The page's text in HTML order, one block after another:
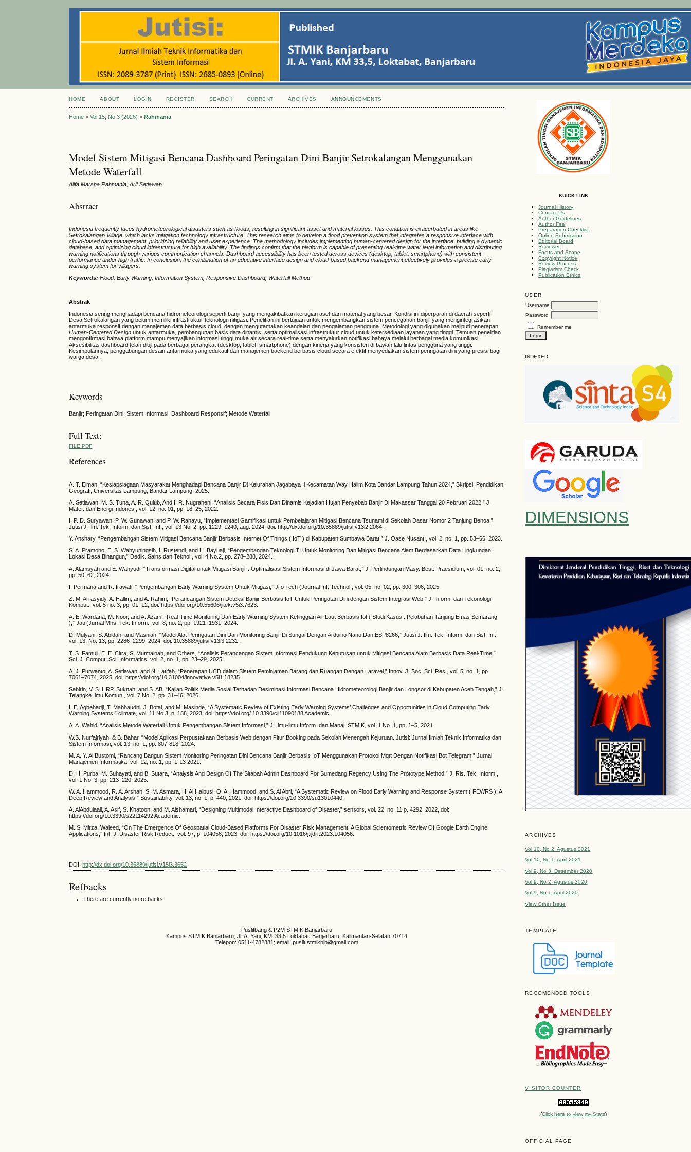
KUICK LINK
Journal History
Contact Us
Author Guidelines
Author Fee
Preparation Checklist
Online Submission
Editorial Board
Reviewer
Focus and Scope
Copyright Notice
Review Process
Plagiarism Check
Publication Ethics
USER
Username
Password
Remember me
INDEXED
DIMENSIONS
ARCHIVES
Vol 10, No 2: Agustus 2021
Vol 10, No 1: April 2021
Vol 9, No 3: Desember 2020
Vol 9, No 2: Agustus 2020
Vol 9, No 1: April 2020
View Other Issue
TEMPLATE
RECOMENDED TOOLS
VISITOR COUNTER
(Click here to view my Stats)
OFFICIAL PAGE
HOME ABOUT LOGIN REGISTER SEARCH CURRENT ARCHIVES ANNOUNCEMENTS
Home >Vol 15, No 3 (2026) >Rahmania
Model Sistem Mitigasi Bencana Dashboard Peringatan Dini Banjir Setrokalangan Menggunakan
Metode Waterfall
Alifa Marsha Rahmania, Arif Setiawan
Abstract
Indonesia frequently faces hydrometeorological disasters such as floods, resulting in significant asset and material losses. This condition is exacerbated in areas like
Setrokalangan Village, which lacks mitigation technology infrastructure. This research aims to develop a flood prevention system that integrates a responsive interface with
cloud-based data management, prioritizing reliability and user experience. The methodology includes implementing human-centered design for the interface, building a dynamic
database, and optimizing cloud infrastructure for high availability. The findings confirm that the platform is capable of presenting real-time water level information and distributing
warning notifications through various communication channels. Dashboard accessibility has been tested across devices (desktop, tablet, smartphone) with consistent
performance under high traffic. In conclusion, the combination of an educative interface design and cloud-based backend management effectively provides a precise early
warning system for villagers.
Keywords:Flood; Early Warning; Information System; Responsive Dashboard; Waterfall Method
Abstrak
Indonesia sering menghadapi bencana hidrometeorologi seperti banjir yang mengakibatkan kerugian aset dan material yang besar. Kondisi ini diperparah di daerah seperti
Desa Setrokalangan yang belum memiliki infrastruktur teknologi mitigasi. Penelitian ini bertujuan untuk mengembangkan sistem pencegahan banjir yang mengintegrasikan
antarmuka responsif dengan manajemen data berbasis cloud, dengan mengutamakan keandalan dan pengalaman pengguna. Metodologi yang digunakan meliputi penerapan
Human-Centered Design untuk antarmuka, pembangunan basis data dinamis, serta optimalisasi infrastruktur cloud untuk ketersediaan layanan yang tinggi. Temuan penelitian
mengonfirmasi bahwa platform mampu menyajikan informasi tinggi muka air secara real-time serta menyalurkan notifikasi bahaya melalui berbagai media komunikasi.
Aksesibilitas dashboard telah diuji pada berbagai perangkat (desktop, tablet, smartphone) dengan kinerja yang konsisten di bawah lalu lintas pengguna yang tinggi.
Kesimpulannya, penggabungan desain antarmuka yang edukatif dan manajemen backend berbasis cloud secara efektif menyediakan sistem peringatan dini yang presisi bagi
warga desa.
Keywords
Banjir; Peringatan Dini; Sistem Informasi; Dashboard Responsif; Metode Waterfall
Full Text:
FILE PDF
References
A. T. Elman, “Kesiapsiagaan Masyarakat Menghadapi Bencana Banjir Di Kelurahan Jagabaya Ii Kecamatan Way Halim Kota Bandar Lampung Tahun 2024,” Skripsi, Pendidikan
Geografi, Universitas Lampung, Bandar Lampung, 2025.
A. Setiawan, M. S. Tuna, A. R. Qulub, And I. R. Nugraheni, “Analisis Secara Fisis Dan Dinamis Kejadian Hujan Penyebab Banjir Di Makassar Tanggal 20 Februari 2022,” J.
Mater. dan Energi Indones., vol. 12, no. 01, pp. 18–25, 2022.
I. P. D. Suryawan, P. W. Gunawan, and P. W. Rahayu, “Implementasi Gamifikasi untuk Pembelajaran Mitigasi Bencana Tsunami di Sekolah Dasar Nomor 2 Tanjung Benoa,”
Jutisi J. Ilm. Tek. Inform. dan Sist. Inf., vol. 13 No. 2, pp. 1229–1240, aug. 2024. doi: http://dx.doi.org/10.35889/jutisi.v13i2.2064.
Y. Anshary, “Pengembangan Sistem Mitigasi Bencana Banjir Berbasis Internet Of Things ( IoT ) di Kabupaten Sumbawa Barat,” J. Oase Nusant., vol. 2, no. 1, pp. 53–66, 2023.
S. A. Pramono, E. S. Wahyuningsih, I. Rustendi, and H. Bayuaji, “Pengembangan Teknologi TI Untuk Monitoring Dan Mitigasi Bencana Alam Berdasarkan Data Lingkungan
Lokasi Desa Binangun,” Dedik. Sains dan Teknol., vol. 4 No.2, pp. 278–288, 2024.
A. Alamsyah and E. Wahyudi, “Transformasi Digital untuk Mitigasi Banjir : Optimalisasi Sistem Informasi di Jawa Barat,” J. Perlindungan Masy. Best. Praesidium, vol. 01, no. 2,
pp. 50–62, 2024.
I. Permana and R. Irawati, “Pengembangan Early Warning System Untuk Mitigasi,” Jifo Tech (Journal Inf. Technol., vol. 05, no. 02, pp. 300–306, 2025.
Z. M. Arrasyidy, A. Hallim, and A. Rahim, “Perancangan Sistem Deteksi Banjir Berbasis IoT Untuk Peringatan Dini dengan Sistem Integrasi Web,” J. Inform. dan Tekonologi
Komput., vol. 5 no. 3, pp. 01–12, doi: https://doi.org/10.55606/jitek.v5i3.7623.
A. E. Wardana, M. Noor, and A. Azam, “Real-Time Monitoring Dan Early Warning System Ketinggian Air Laut Berbasis Iot ( Studi Kasus : Pelabuhan Tanjung Emas Semarang
),” Jati (Jurnal Mhs. Tek. Inform., vol. 8, no. 2, pp. 1921–1931, 2024.
D. Mulyani, S. Abidah, and Masniah, “Model Alat Peringatan Dini Dan Monitoring Banjir Di Sungai Dengan Arduino Nano Dan ESP8266,” Jutisi J. Ilm. Tek. Inform. dan Sist. Inf.,
vol. 13, No. 13, pp. 2286–2299, 2024, doi: 10.35889/jutisi.v13i3.2231.
T. S. Famuji, E. E. Citra, S. Mutmainah, and Others, “Analisis Perancangan Sistem Informasi Pendukung Keputusan untuk Mitigasi Bencana Alam Berbasis Data Real-Time,”
Sci. J. Comput. Sci. Informatics, vol. 2, no. 1, pp. 23–29, 2025.
A. J. Purwanto, A. Setiawan, and N. Latifah, “Penerapan UCD dalam Sistem Peminjaman Barang dan Ruangan Dengan Laravel,” Innov. J. Soc. Sci. Res., vol. 5, no. 1, pp.
7061–7074, 2025, doi: https://doi.org/10.31004/innovative.v5i1.18235.
Sabirin, V. S. HRP, Suknah, and S. AB, “Kajian Politik Media Sosial Terhadap Desiminasi Informasi Bencana Hidrometeorologi Banjir dan Longsor di Kabupaten Aceh Tengah,” J.
Telangke Ilmu Komun., vol. 7 No. 2, pp. 31–46, 2026.
I. E. Agbehadji, T. Mabhaudhi, J. Botai, and M. Masinde, “A Systematic Review of Existing Early Warning Systems’ Challenges and Opportunities in Cloud Computing Early
Warning Systems,” climate, vol. 11 No.3, p. 188, 2023, doi: https://doi.org/ 10.3390/cli11090188 Academic.
A. A. Wahid, “Analisis Metode Waterfall Untuk Pengembangan Sistem Informasi,” J. Ilmu-ilmu Inform. dan Manaj. STMIK, vol. 1 No. 1, pp. 1–5, 2021.
W.S. Nurfajriyah, & B. Bahar, "Model Aplikasi Perpustakaan Berbasis Web dengan Fitur Booking pada Sekolah Menengah Kejuruan. Jutisi: Jurnal Ilmiah Teknik Informatika dan
Sistem Informasi, vol. 13, no. 1, pp. 807-818, 2024.
M. A. Y. Al Bustomi, “Rancang Bangun Sistem Monitoring Peringatan Dini Bencana Banjir Berbasis IoT Menggunakan Protokol Mqtt Dengan Notifikasi Bot Telegram,” Jurnal
Manajemen Informatika, vol. 12, no. 1, pp. 1-13 2021.
D. H. Purba, M. Suhayati, and B. Sutara, “Analysis And Design Of The Sitabah Admin Dashboard For Sumedang Regency Using The Prototype Method,” J. Ris. Tek. Inform.,
vol. 1 No. 3, pp. 213–220, 2025.
W. A. Hammood, R. A. Arshah, S. M. Asmara, H. Al Halbusi, O. A. Hammood, and S. Al Abri, “A Systematic Review on Flood Early Warning and Response System ( FEWRS ): A
Deep Review and Analysis,” Sustainability, vol. 13, no. 1, p. 440, 2021, doi: https://doi.org/10.3390/su13010440.
A. AlAbdulaali, A. Asif, S. Khatoon, and M. Alshamari, “Designing Multimodal Interactive Dashboard of Disaster,” sensors, vol. 22, no. 11 p. 4292, 2022, doi:
https://doi.org/10.3390/s22114292 Academic.
M. S. Mirza, Waleed, “On The Emergence Of Geospatial Cloud-Based Platforms For Disaster Risk Management: A Global Scientometric Review Of Google Earth Engine
Applications,” Int. J. Disaster Risk Reduct., vol. 97, p. 104056, 2023, doi: https://doi.org/10.1016/j.ijdrr.2023.104056.
DOI:http://dx.doi.org/10.35889/jutisi.v15i3.3652
Refbacks
There are currently no refbacks.
Puslitbang & P2M STMIK Banjarbaru
Kampus STMIK Banjarbaru, Jl. A. Yani, KM. 33,5 Loktabat, Banjarbaru, Kalimantan-Selatan 70714
Telepon: 0511-4782881; email: puslit.stmikbjb@gmail.com